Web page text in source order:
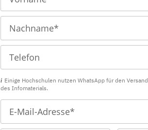
Einige Hochschulen nutzen WhatsApp für den Versand
des Infomaterials.